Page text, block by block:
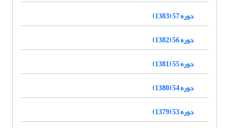
دوره 57 (1383)
دوره 56 (1382)
دوره 55 (1381)
دوره 54 (1380)
دوره 53 (1379)